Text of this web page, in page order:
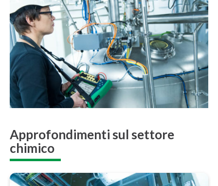
Approfondimenti sul settore
chimico